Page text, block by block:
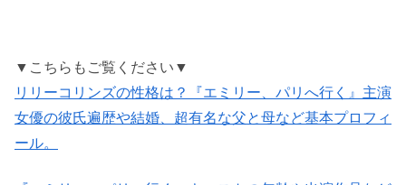
▼こちらもご覧ください▼
リリーコリンズの性格は？『エミリー、パリへ行く』主演
女優の彼氏遍歴や結婚、超有名な父と母など基本プロフィ
ール。